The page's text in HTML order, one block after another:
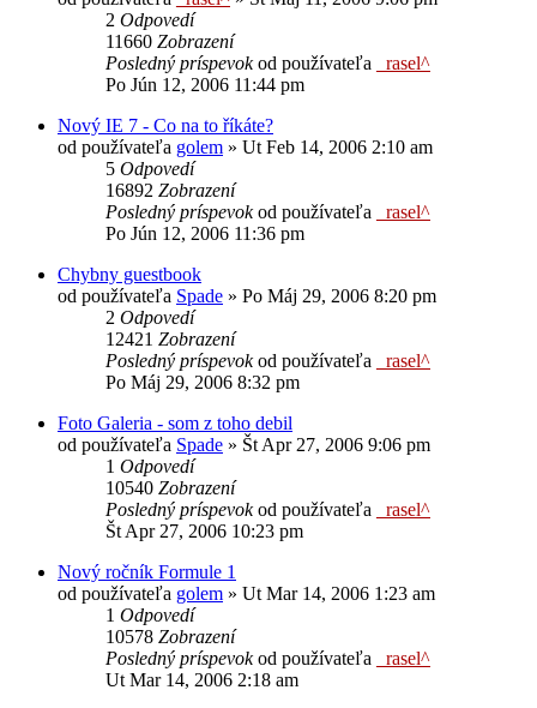
2 Odpovedí
11660 Zobrazení
Posledný príspevokod používateľa
_rasel^
Po Jún 12, 2006 11:44 pm
Nový IE 7 - Co na to říkáte?
od používateľa golem » Ut Feb 14, 2006 2:10 am
5 Odpovedí
16892 Zobrazení
Posledný príspevokod používateľa
_rasel^
Po Jún 12, 2006 11:36 pm
Chybny guestbook
od používateľa Spade » Po Máj 29, 2006 8:20 pm
2 Odpovedí
12421 Zobrazení
Posledný príspevokod používateľa
_rasel^
Po Máj 29, 2006 8:32 pm
Foto Galeria - som z toho debil
od používateľa Spade » Št Apr 27, 2006 9:06 pm
1 Odpovedí
10540 Zobrazení
Posledný príspevokod používateľa
_rasel^
Št Apr 27, 2006 10:23 pm
Nový ročník Formule 1
od používateľa golem » Ut Mar 14, 2006 1:23 am
1 Odpovedí
10578 Zobrazení
Posledný príspevokod používateľa
_rasel^
Ut Mar 14, 2006 2:18 am